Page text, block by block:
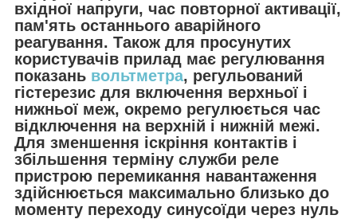
вхідної напруги, час повторної активації,
пам'ять останнього аварійного
реагування. Також для просунутих
користувачів прилад має регулювання
показань вольтметра, регульований
гістерезис для включення верхньої і
нижньої меж, окремо регулюється час
відключення на верхній і нижній межі.
Для зменшення іскріння контактів і
збільшення терміну служби реле
пристрою перемикання навантаження
здійснюється максимально близько до
моменту переходу синусоїди через нуль